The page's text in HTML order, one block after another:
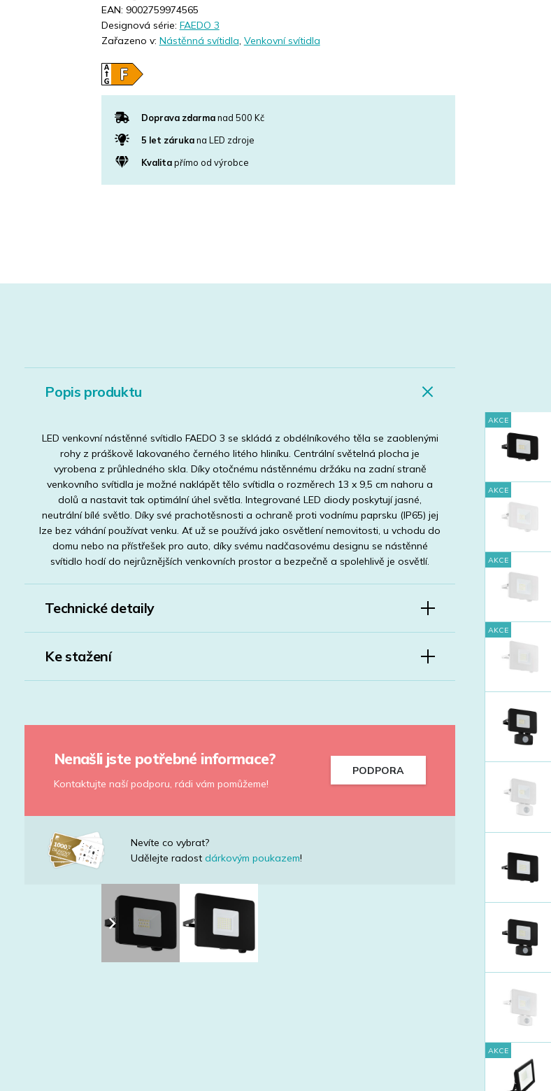
EAN: 9002759974565
Designová série: FAEDO 3
Zařazeno v: Nástěnná svítidla, Venkovní svítidla
Doprava zdarmanad 500 Kč
5 let zárukana LED zdroje
Kvalitapřímo od výrobce
Popis produktu
LED venkovní nástěnné svítidlo FAEDO 3 se skládá z obdélníkového těla se zaoblenými
rohy z práškově lakovaného černého litého hliníku. Centrální světelná plocha je
vyrobena z průhledného skla. Díky otočnému nástěnnému držáku na zadní straně
venkovního svítidla je možné naklápět tělo svítidla o rozměrech 13 x 9,5 cm nahoru a
dolů a nastavit tak optimální úhel světla. Integrované LED diody poskytují jasné,
neutrální bílé světlo. Díky své prachotěsnosti a ochraně proti vodnímu paprsku (IP65) jej
lze bez váhání používat venku. Ať už se používá jako osvětlení nemovitosti, u vchodu do
domu nebo na přístřešek pro auto, díky svému nadčasovému designu se nástěnné
svítidlo hodí do nejrůznějších venkovních prostor a bezpečně a spolehlivě je osvětlí.
Technické detaily
Ke stažení
Nenašli jste potřebné informace?
Kontaktujte naší podporu, rádi vám pomůžeme!
PODPORA
Nevíte co vybrat?
Udělejte radostdárkovým poukazem!
AKCE
AKCE
AKCE
AKCE
AKCE